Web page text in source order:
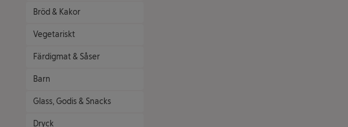
Bröd & Kakor
Vegetariskt
Färdigmat & Såser
Barn
Glass, Godis & Snacks
Dryck